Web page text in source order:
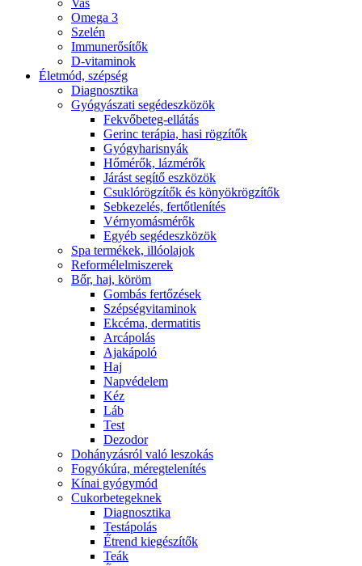
Vas
Omega 3
Szelén
Immunerősítők
D-vitaminok
Életmód, szépség
Diagnosztika
Gyógyászati segédeszközök
Fekvőbeteg-ellátás
Gerinc terápia, hasi rögzítők
Gyógyharisnyák
Hőmérők, lázmérők
Járást segítő eszközök
Csuklórögzítők és könyökrögzítők
Sebkezelés, fertőtlenítés
Vérnyomásmérők
Egyéb segédeszközök
Spa termékek, illóolajok
Reformélelmiszerek
Bőr, haj, köröm
Gombás fertőzések
Szépségvitaminok
Ekcéma, dermatitis
Arcápolás
Ajakápoló
Haj
Napvédelem
Kéz
Láb
Test
Dezodor
Dohányzásról való leszokás
Fogyókúra, méregtelenítés
Kínai gyógymód
Cukorbetegeknek
Diagnosztika
Testápolás
É́trend kiegészítők
Teák